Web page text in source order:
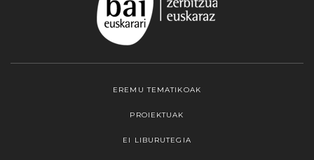
EREMU TEMATIKOAK
PROIEKTUAK
EI LIBURUTEGIA